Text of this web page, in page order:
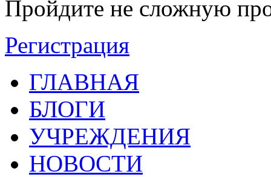
Пройдите не сложную
Регистрация
ГЛАВНАЯ
БЛОГИ
УЧРЕЖДЕНИЯ
НОВОСТИ